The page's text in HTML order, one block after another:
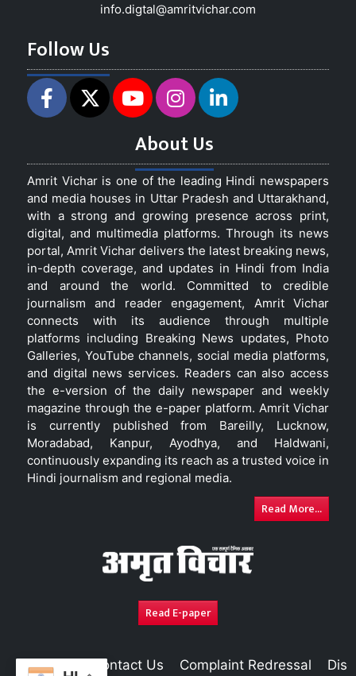
info.digtal@amritvichar.com
Follow Us
About Us
Amrit Vichar is one of the leading Hindi newspapers
and media houses in Uttar Pradesh and Uttarakhand,
with a strong and growing presence across print,
digital, and multimedia platforms. Through its news
portal, Amrit Vichar delivers the latest breaking news,
in-depth coverage, and updates in Hindi from India
and around the world. Committed to credible
journalism and reader engagement, Amrit Vichar
connects with its audience through multiple
platforms including Breaking News updates, Photo
Galleries, YouTube channels, social media platforms,
and digital news services. Readers can also access
the e-version of the daily newspaper and weekly
magazine through the e-paper platform. Amrit Vichar
is currently published from Bareilly, Lucknow,
Moradabad, Kanpur, Ayodhya, and Haldwani,
continuously expanding its reach as a trusted voice in
Hindi journalism and regional media.
Read More...
Read E-paper
About Us Contact Us Complaint Redressal